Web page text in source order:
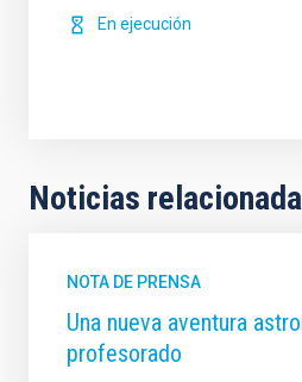
En ejecución
Noticias
NOTA DE PRENSA
Una nueva aventura
profesorado